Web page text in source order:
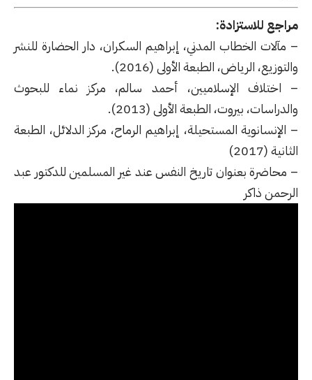
مراجع للاستزادة:
– مآلات الخطاب المدني، إبراهيم السكران، دار الحضارة للنشر
والتوزيع، الرياض، الطبعة الأولى (2016).
– اختلاف الإسلاميين، أحمد سالم، مركز نماء للبحوث
والدراسات، بيروت، الطبعة الأولى (2013).
– الإنسانوية المستحيلة، إبراهيم الرماح، مركز الدلائل، الطبعة
الثانية (2017)
– محاضرة بعنوانتاريخ النفسعندغير المسلمينللدكتور عبد
الرحمن ذاكر